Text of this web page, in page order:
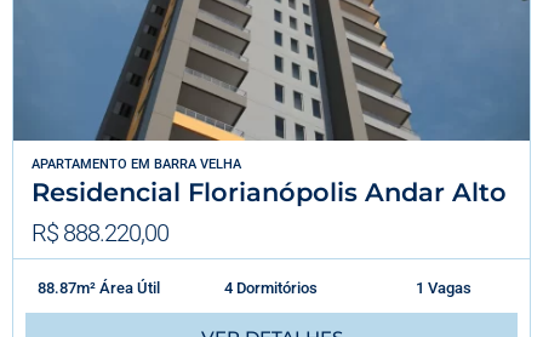
APARTAMENTO EM BARRA VELHA
Residencial Florianópolis Andar Alto
R$ 888.220,00
88.87m² Área Útil 4 Dormitórios 1 Vagas